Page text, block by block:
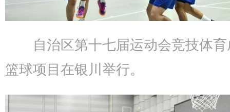
自治区第十七届运动会竞技体
篮球项目在银川举行。